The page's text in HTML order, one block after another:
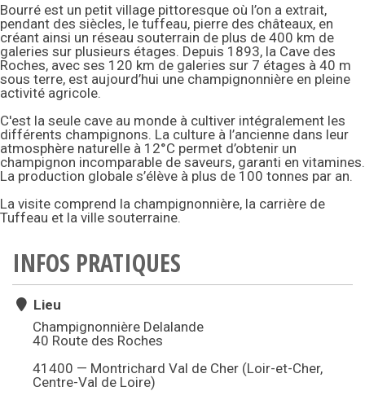
Bourré est un petit village pittoresque où l’on a extrait,
pendant des siècles, le tuffeau, pierre des châteaux, en
créant ainsi un réseau souterrain de plus de 400 km de
galeries sur plusieurs étages. Depuis 1893, la Cave des
Roches, avec ses 120 km de galeries sur 7 étages à 40 m
sous terre, est aujourd’hui une champignonnière en pleine
activité agricole.
C'est la seule cave au monde à cultiver intégralement les
différents champignons. La culture à l’ancienne dans leur
atmosphère naturelle à 12°C permet d’obtenir un
champignon incomparable de saveurs, garanti en vitamines.
La production globale s’élève à plus de 100 tonnes par an.
La visite comprend la champignonnière, la carrière de
Tuffeau et la ville souterraine.
INFOS PRATIQUES
Lieu
Champignonnière Delalande
40 Route des Roches
41400 — Montrichard Val de Cher (Loir-et-Cher,
Centre-Val de Loire)